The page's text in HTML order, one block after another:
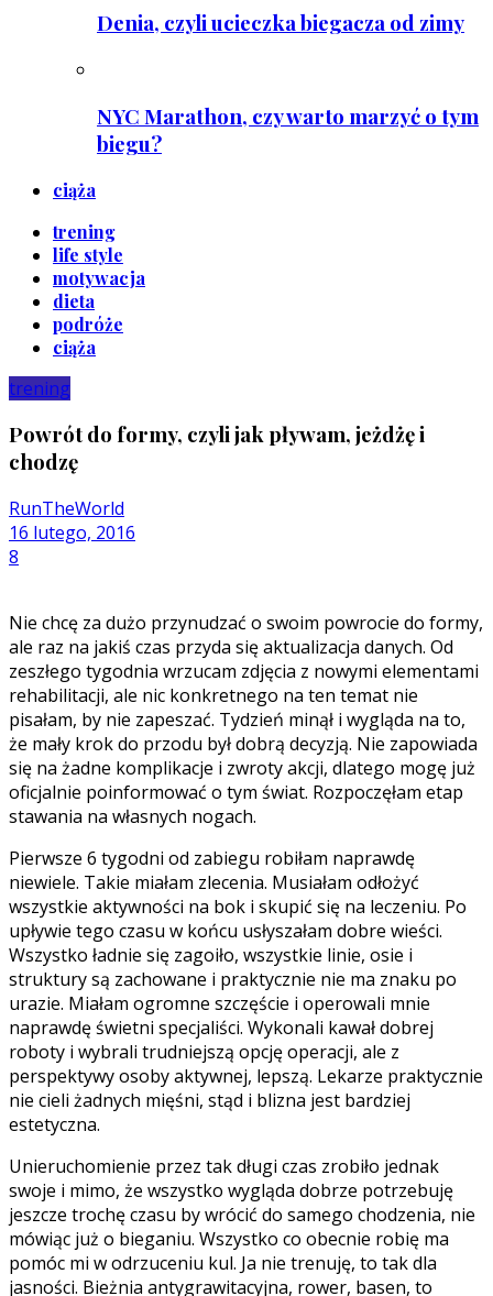
Denia, czyli ucieczka biegacza od zimy
NYC Marathon, czy warto marzyć o tym
biegu?
ciąża
trening
life style
motywacja
dieta
podróże
ciąża
trening
Powrót do formy, czyli jak pływam, jeżdżę i
chodzę
RunTheWorld
16 lutego, 2016
8
Nie chcę za dużo przynudzać o swoim powrocie do formy,
ale raz na jakiś czas przyda się aktualizacja danych. Od
zeszłego tygodnia wrzucam zdjęcia z nowymi elementami
rehabilitacji, ale nic konkretnego na ten temat nie
pisałam, by nie zapeszać. Tydzień minął i wygląda na to,
że mały krok do przodu był dobrą decyzją. Nie zapowiada
się na żadne komplikacje i zwroty akcji, dlatego mogę już
oficjalnie poinformować o tym świat. Rozpoczęłam etap
stawania na własnych nogach.
Pierwsze 6 tygodni od zabiegu robiłam naprawdę
niewiele. Takie miałam zlecenia. Musiałam odłożyć
wszystkie aktywności na bok i skupić się na leczeniu. Po
upływie tego czasu w końcu usłyszałam dobre wieści.
Wszystko ładnie się zagoiło, wszystkie linie, osie i
struktury są zachowane i praktycznie nie ma znaku po
urazie. Miałam ogromne szczęście i operowali mnie
naprawdę świetni specjaliści. Wykonali kawał dobrej
roboty i wybrali trudniejszą opcję operacji, ale z
perspektywy osoby aktywnej, lepszą. Lekarze praktycznie
nie cieli żadnych mięśni, stąd i blizna jest bardziej
estetyczna.
Unieruchomienie przez tak długi czas zrobiło jednak
swoje i mimo, że wszystko wygląda dobrze potrzebuję
jeszcze trochę czasu by wrócić do samego chodzenia, nie
mówiąc już o bieganiu. Wszystko co obecnie robię ma
pomóc mi w odrzuceniu kul. Ja nie trenuję, to tak dla
jasności. Bieżnia antygrawitacyjna, rower, basen, to